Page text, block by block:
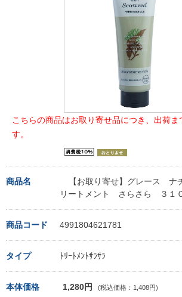
こちらの商品はお取り寄せ品につき、出荷ま
す。
商品名
【お取り寄せ】グレース
リートメント さらさら ３１
商品コード 4991804621781
タイプ ﾄﾘｰﾄﾒﾝﾄｻﾗｻﾗ
本体価格 1,280円 (税込価格：1,408円)